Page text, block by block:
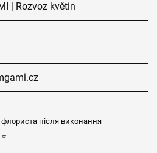
| Rozvoz květin
після виконання